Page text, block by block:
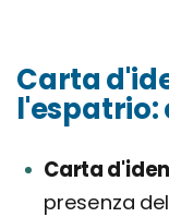
Carta
l'espatrio:
Carta
presenza